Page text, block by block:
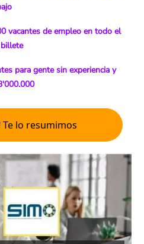
vacantes de empleo en todo el
para gente sin experiencia y
Te lo resumimos